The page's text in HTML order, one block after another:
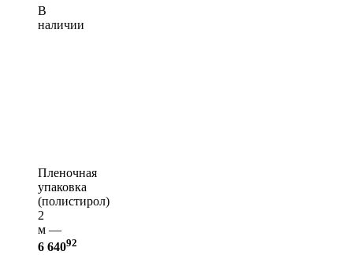
В
наличии
Пленочная
упаковка
(полистирол)
2
м —
6 64092